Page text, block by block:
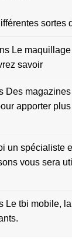
sortes
Le
savoir
Des
apporter
un spécialiste
vous sera
Le tbi mobile,